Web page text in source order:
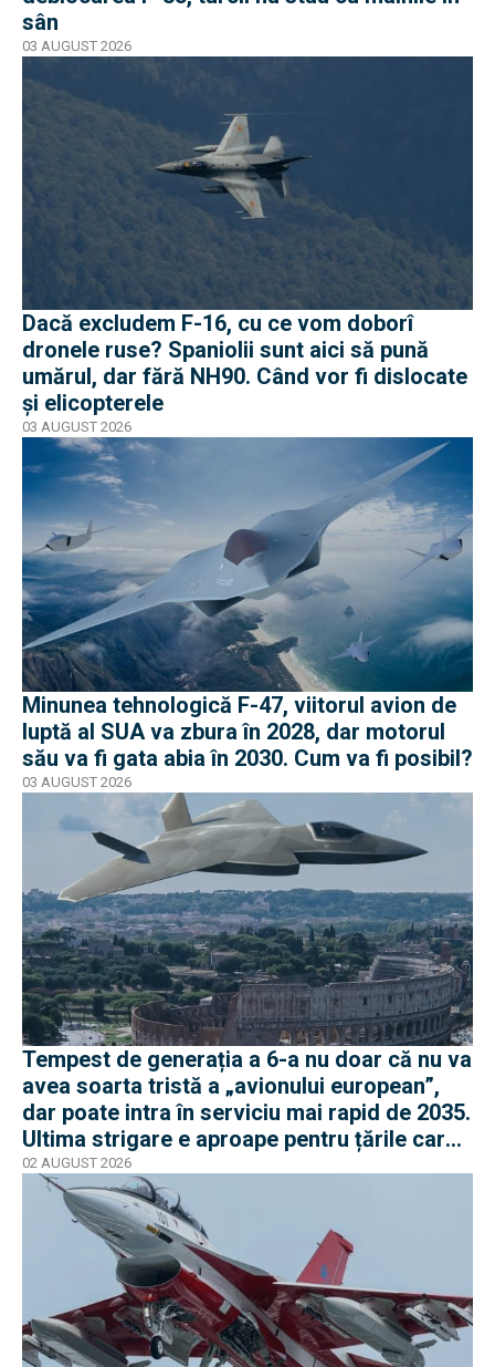
sân
03 AUGUST 2026
Dacă excludem F-16, cu ce vom doborî
dronele ruse? Spaniolii sunt aici să pună
umărul, dar fără NH90. Când vor fi dislocate
și elicopterele
03 AUGUST 2026
Minunea tehnologică F-47, viitorul avion de
luptă al SUA va zbura în 2028, dar motorul
său va fi gata abia în 2030. Cum va fi posibil?
03 AUGUST 2026
Tempest de generația a 6-a nu doar că nu va
avea soarta tristă a „avionului european”,
dar poate intra în serviciu mai rapid de 2035.
Ultima strigare e aproape pentru țările care
vor în program
02 AUGUST 2026